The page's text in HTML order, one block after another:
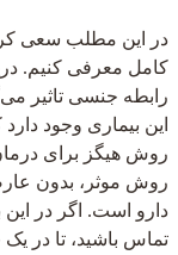
در این مطلب سعی
کامل معرفی کنیم.
رابطه جنسی تاثیر
این بیماری وجود
روش هیگز برای
روش موثر، بدون
دارو است. اگر در این
تماس باشید، تا در